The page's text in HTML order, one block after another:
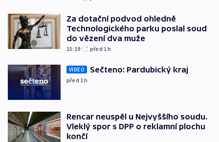
Za dotační podvod ohledně
Technologického parku poslal soud
do vězení dva muže
15:19 před 1h
VIDEO Sečteno: Pardubický kraj
před 1h
Rencar neuspěl u Nejvyššího soudu.
Vleklý spor s DPP o reklamní plochu
končí